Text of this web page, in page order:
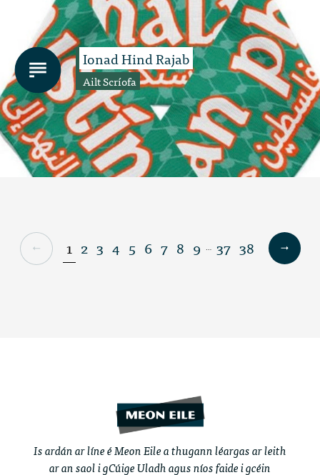
Ionad Hind Rajab
Ailt Scríofa
1 2 3 4 5 6 7 8 9 … 37 38
Is ardán ar líne é Meon Eile a thugann léargas ar leith
ar an saol i gCúige Uladh agus níos faide i gcéin